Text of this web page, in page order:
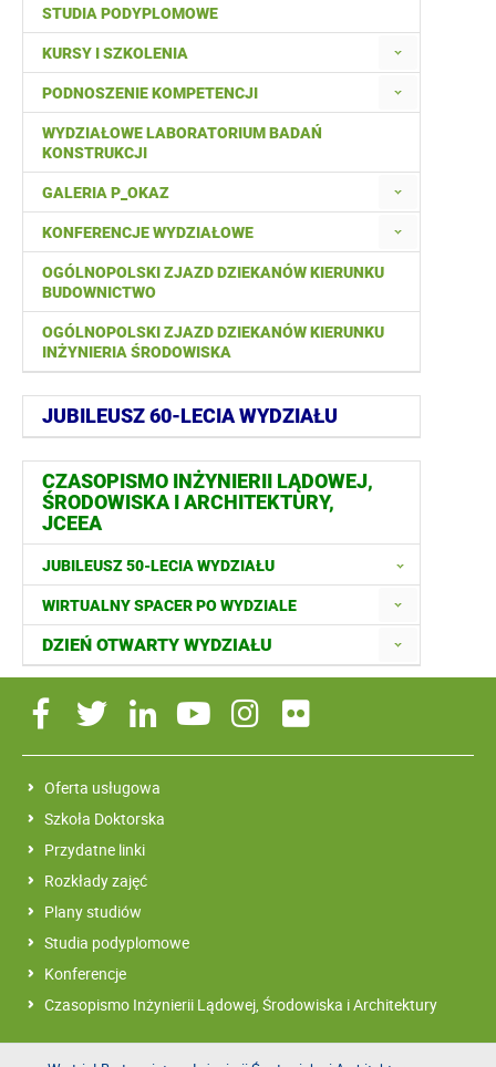
STUDIA PODYPLOMOWE
KURSY I SZKOLENIA
PODNOSZENIE KOMPETENCJI
WYDZIAŁOWE LABORATORIUM BADAŃ
KONSTRUKCJI
GALERIA P_OKAZ
KONFERENCJE WYDZIAŁOWE
OGÓLNOPOLSKI ZJAZD DZIEKANÓW KIERUNKU
BUDOWNICTWO
OGÓLNOPOLSKI ZJAZD DZIEKANÓW KIERUNKU
INŻYNIERIA ŚRODOWISKA
JUBILEUSZ 60-LECIA WYDZIAŁU
CZASOPISMO INŻYNIERII LĄDOWEJ,
ŚRODOWISKA I ARCHITEKTURY,
JCEEA
JUBILEUSZ 50-LECIA WYDZIAŁU
WIRTUALNY SPACER PO WYDZIALE
DZIEŃ OTWARTY WYDZIAŁU
Oferta usługowa
Szkoła Doktorska
Przydatne linki
Rozkłady zajęć
Plany studiów
Studia podyplomowe
Konferencje
Czasopismo Inżynierii Lądowej, Środowiska i Architektury